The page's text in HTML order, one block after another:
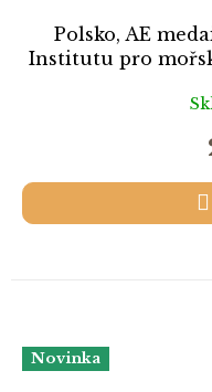
Polsko, AE
Institutu pro
Novinka